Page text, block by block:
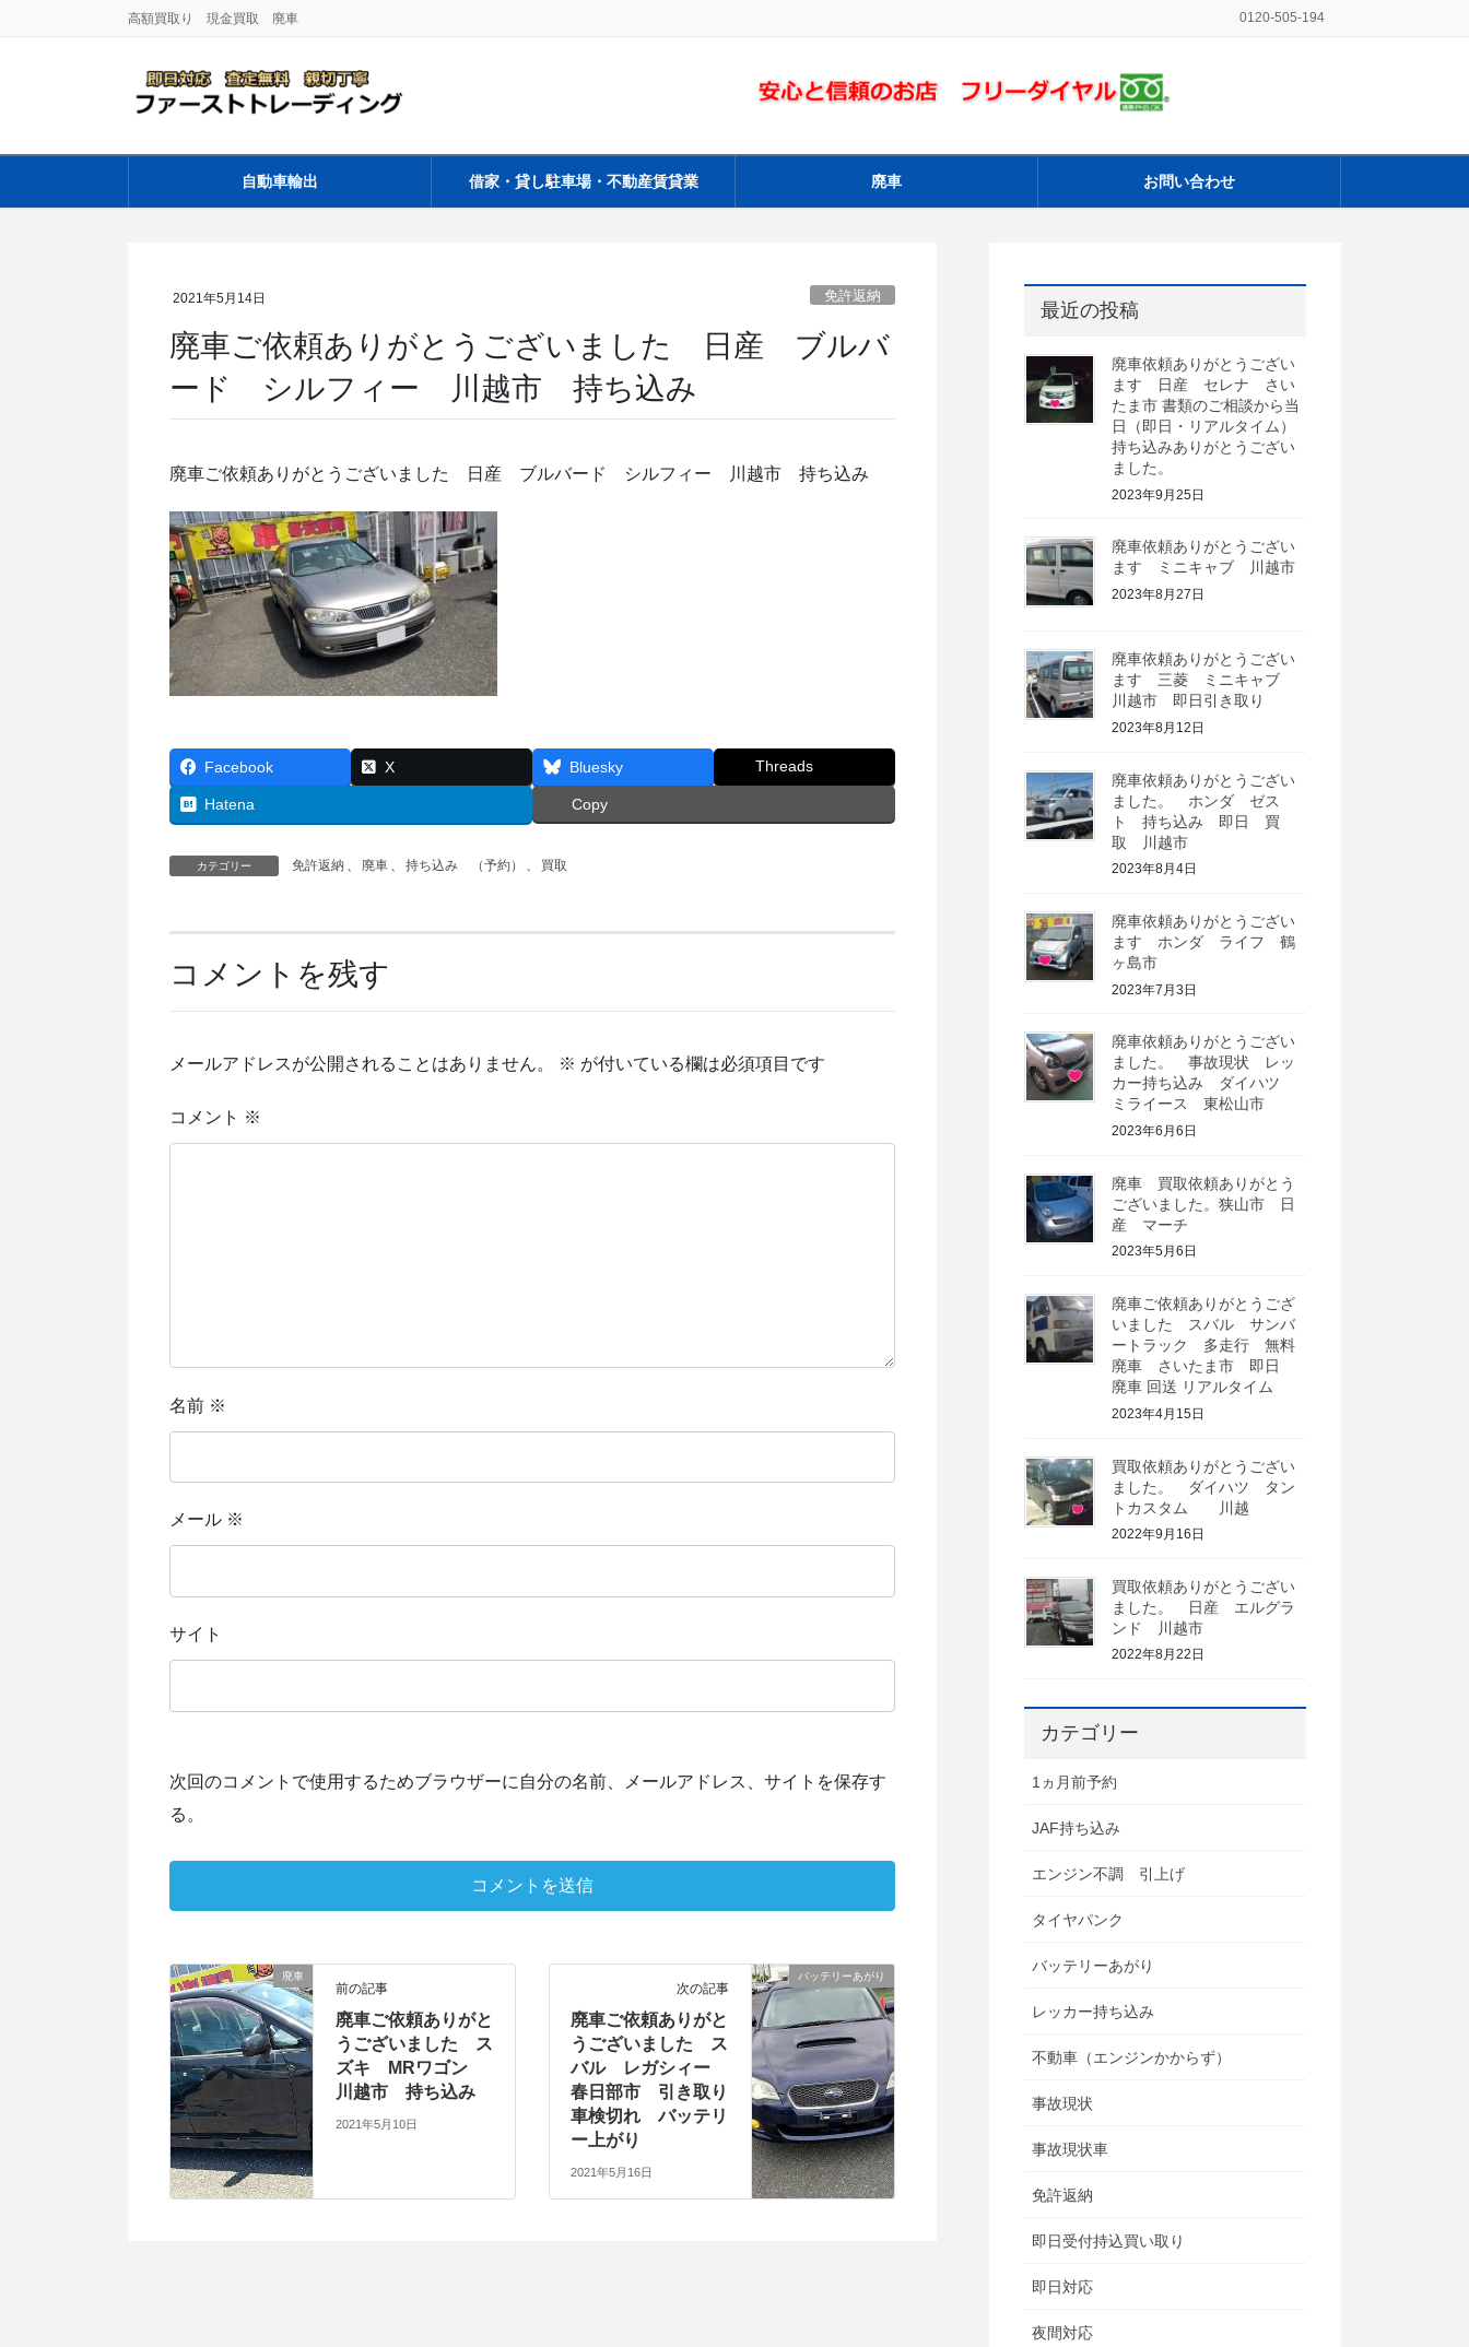
高額買取り 現金買取 廃車 0120-505-194
自動車輸出 借家・貸し駐車場・不動産賃貸業 廃車 お問い合わせ
2021年5月14日 免許返納
廃車ご依頼ありがとうございました 日産 ブルバ
ード シルフィー 川越市 持ち込み
廃車ご依頼ありがとうございました 日産 ブルバード シルフィー 川越市 持ち込み
Facebook X Bluesky Threads
Hatena Copy
カテゴリー 免許返納 、 廃車 、 持ち込み （予約） 、 買取
コメントを残す
メールアドレスが公開されることはありません。 ※ が付いている欄は必須項目です
コメント ※
名前 ※
メール ※
サイト
次回のコメントで使用するためブラウザーに自分の名前、メールアドレス、サイトを保存す
る。
廃車
前の記事
廃車ご依頼ありがと
うございました ス
ズキ MRワゴン
川越市 持ち込み
2021年5月10日
バッテリーあがり
次の記事
廃車ご依頼ありがと
うございました ス
バル レガシィー
春日部市 引き取り
車検切れ バッテリ
ー上がり
2021年5月16日
最近の投稿
廃車依頼ありがとうござい
ます 日産 セレナ さい
たま市 書類のご相談から当
日（即日・リアルタイム）
持ち込みありがとうござい
ました。
2023年9月25日
廃車依頼ありがとうござい
ます ミニキャブ 川越市
2023年8月27日
廃車依頼ありがとうござい
ます 三菱 ミニキャブ
川越市 即日引き取り
2023年8月12日
廃車依頼ありがとうござい
ました。 ホンダ ゼス
ト 持ち込み 即日 買
取 川越市
2023年8月4日
廃車依頼ありがとうござい
ます ホンダ ライフ 鶴
ヶ島市
2023年7月3日
廃車依頼ありがとうござい
ました。 事故現状 レッ
カー持ち込み ダイハツ
ミライース 東松山市
2023年6月6日
廃車 買取依頼ありがとう
ございました。狭山市 日
産 マーチ
2023年5月6日
廃車ご依頼ありがとうござ
いました スバル サンバ
ートラック 多走行 無料
廃車 さいたま市 即日
廃車 回送 リアルタイム
2023年4月15日
買取依頼ありがとうござい
ました。 ダイハツ タン
トカスタム 川越
2022年9月16日
買取依頼ありがとうござい
ました。 日産 エルグラ
ンド 川越市
2022年8月22日
カテゴリー
1ヵ月前予約
JAF持ち込み
エンジン不調 引上げ
タイヤパンク
バッテリーあがり
レッカー持ち込み
不動車（エンジンかからず）
事故現状
事故現状車
免許返納
即日受付持込買い取り
即日対応
夜間対応